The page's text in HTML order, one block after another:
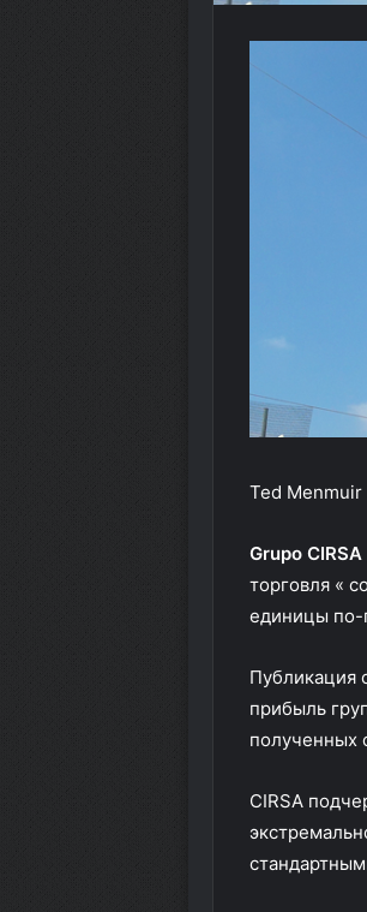
Ted Menmuir
Grupo CIRSA
торговля «
единицы по-
Публикация
прибыль
полученных
CIRSA